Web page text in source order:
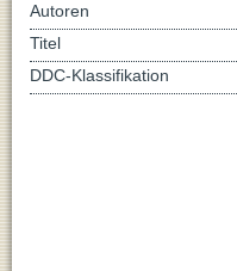
Autoren
Titel
DDC-Klassifikation